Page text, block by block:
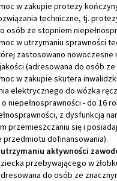
w zakupie protezy
techniczne, tj.
osób ze stopniem
w utrzymaniu sprawności
zastosowano nowoczesne
(adresowana do osób
w zakupie skutera
elektrycznego do wózka
niepełnosprawności - do 16
z dysfunkcją
przemieszczaniu się i
przedmiotu dofinansowania).
utrzymaniu aktywności
przebywającego w
do osób ze